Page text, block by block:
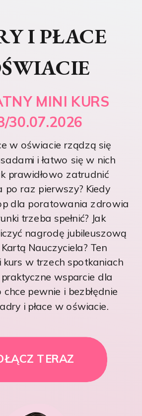
MINI KURS
w oświacie rządzą się
i łatwo się w nich
prawidłowo zatrudnić
po raz pierwszy? Kiedy
dla poratowania zdrowia
trzeba spełnić? Jak
nagrodę jubileuszową
Nauczyciela? Ten
kurs w trzech spotkaniach
wsparcie dla
pewnie i bezbłędnie
i płace w oświacie.
TERAZ
I PŁACE
30.07.2026